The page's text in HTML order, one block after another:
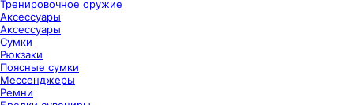
Тренировочное оружие
Аксессуары
Аксессуары
Сумки
Рюкзаки
Поясные сумки
Мессенджеры
Ремни